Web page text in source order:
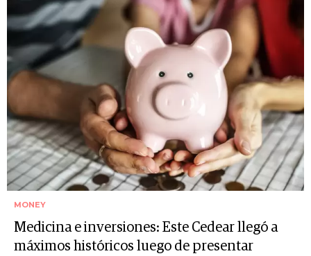
MONEY
Medicina e inversiones: Este Cedear llegó a
máximos históricos luego de presentar